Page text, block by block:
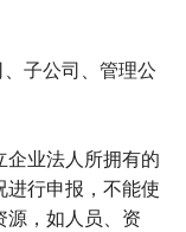
子公司、管理公
业法人所拥有的
行申报，不能使
源，如人员、资